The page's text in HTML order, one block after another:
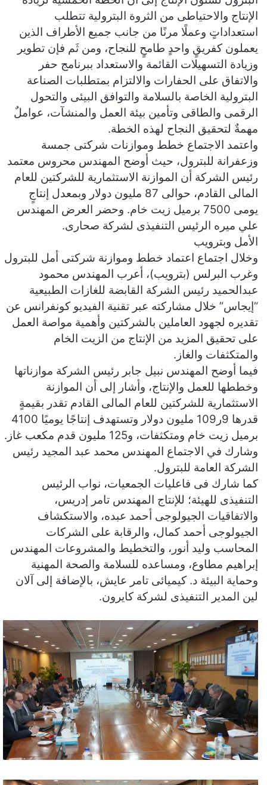
الإنتاج والاحتياطى من الثروة البترولية تتطلب
استعداداتٍ وعملًا مرنًا من جانب جميع الأطراف الذين
يعملون كفريقٍ واحدٍ طامحٍ للنجاح، ومن ثَم فإن تطوير
وزيادة التسهيلات القائمة والاستعداد ببرنامج حفر
والاتفاق على الحفارات والالتزام بمتطلبات الصناعة
البترولية الخاصة بالسلامة والتوافق البيئى والتحول
الرقمى والطاقى وتأمين بيئة العمل والمنشآت، عواملٌ
مهمةٌ لتحقيق النجاح لهذه الخطة.
واعتمد الاجتماع خطط وموازنات شركتى جمسة
وزعفرانة للبترول، حيث أوضح المهندس محروس معتمد
رئيس الشركة أن الموازنة الاستثمارية للشركتين للعام
المالى القادم، حوالى 87 مليون دولار وبمعدل إنتاجٍ
يومى 7500 برميل زيت خام. وحضر العرض المهندس
علي ميره الرئيس التنفيذى لشركة صحارى.
الأمل وبترويب
وخلال اجتماع اعتماد خطط وموازنة شركتى أمل للبترول
وغرب البرلس (بترويب)، أعرب المهندس محمود
عبدالحميد رئيس الشركة القابضة للغازات الطبيعية
“إيجاس” خلال مشاركته عبر تقنية الفيديو كونفرانس عن
تقديره لجهود العاملين بالشركتين وأهمية مواصة العمل
على تحقيق المزيد من الإنتاج من الزيت الخام
والمتكثفات والغاز.
فيما أوضح المهندس نبيل جابر رئيس الشركة موازناتها
وخططها للعمل والإنتاج، وأشار إلى أن الموازنة
الاستثمارية للشركتين للعام المالى القادم تقدر بقيمةٍ
قدرها 9ر109 مليون دولار وتستهدف إنتاجًا يوميًا 4100
برميل زيت خام ومتكثفات، و125 مليون قدم مكعب غاز.
وشارك في الاجتماع المهندس محمد عبد المجيد رئيس
الشركة العامة للبترول.
كما شارك فى فاعليات الجمعيات، نواب الرئيس
التنفيذى للهيئة؛ للإنتاج المهندس تامر إدريس،
والاتفاقيات الجيولوجى أحمد عبده، والاستكشاف
الجيولوجى أحمد كمال، والرقابة على الشركات
المحاسب وليد أنور، والتخطيط والمشروعات المهندس
إبراهيم مطاوع، ومساعده للسلامة والصحة المهنية
وحماية البيئة د. كيميائى تامر عايش، بالإضافة إلى آلان
لين المدير التنفيذى لشركة كايرون.